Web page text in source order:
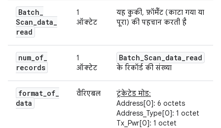
Batch_
Scan_data_
read
1
ऑक्टेट
यह कुकी, फ़ॉर्मैट (काटा गया या
पूरा) की पहचान करती है
num_of_
records
1
ऑक्टेट
Batch_Scan_data_read
के रिकॉर्ड की संख्या
format_of_
data
वैरिएबल
ट्रंकेटेड मोड:
Address[0]: 6 octets
Address_Type[0]: 1 octet
Tx_Pwr[0]: 1 octet